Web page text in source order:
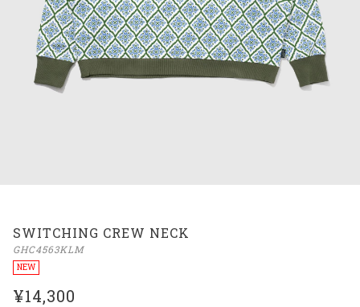
SWITCHING CREW NECK
GHC4563KLM
NEW
¥14,300